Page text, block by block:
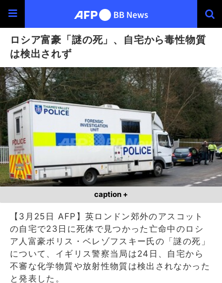
ロシア富豪「謎の死」、自宅から毒性物質
は検出されず
caption +
【3月25日 AFP】英ロンドン郊外のアスコット
の自宅で23日に死体で見つかった亡命中のロシ
ア人富豪ボリス・ベレゾフスキー氏の「謎の死」
について、イギリス警察当局は24日、自宅から
不審な化学物質や放射性物質は検出されなかった
と発表した。